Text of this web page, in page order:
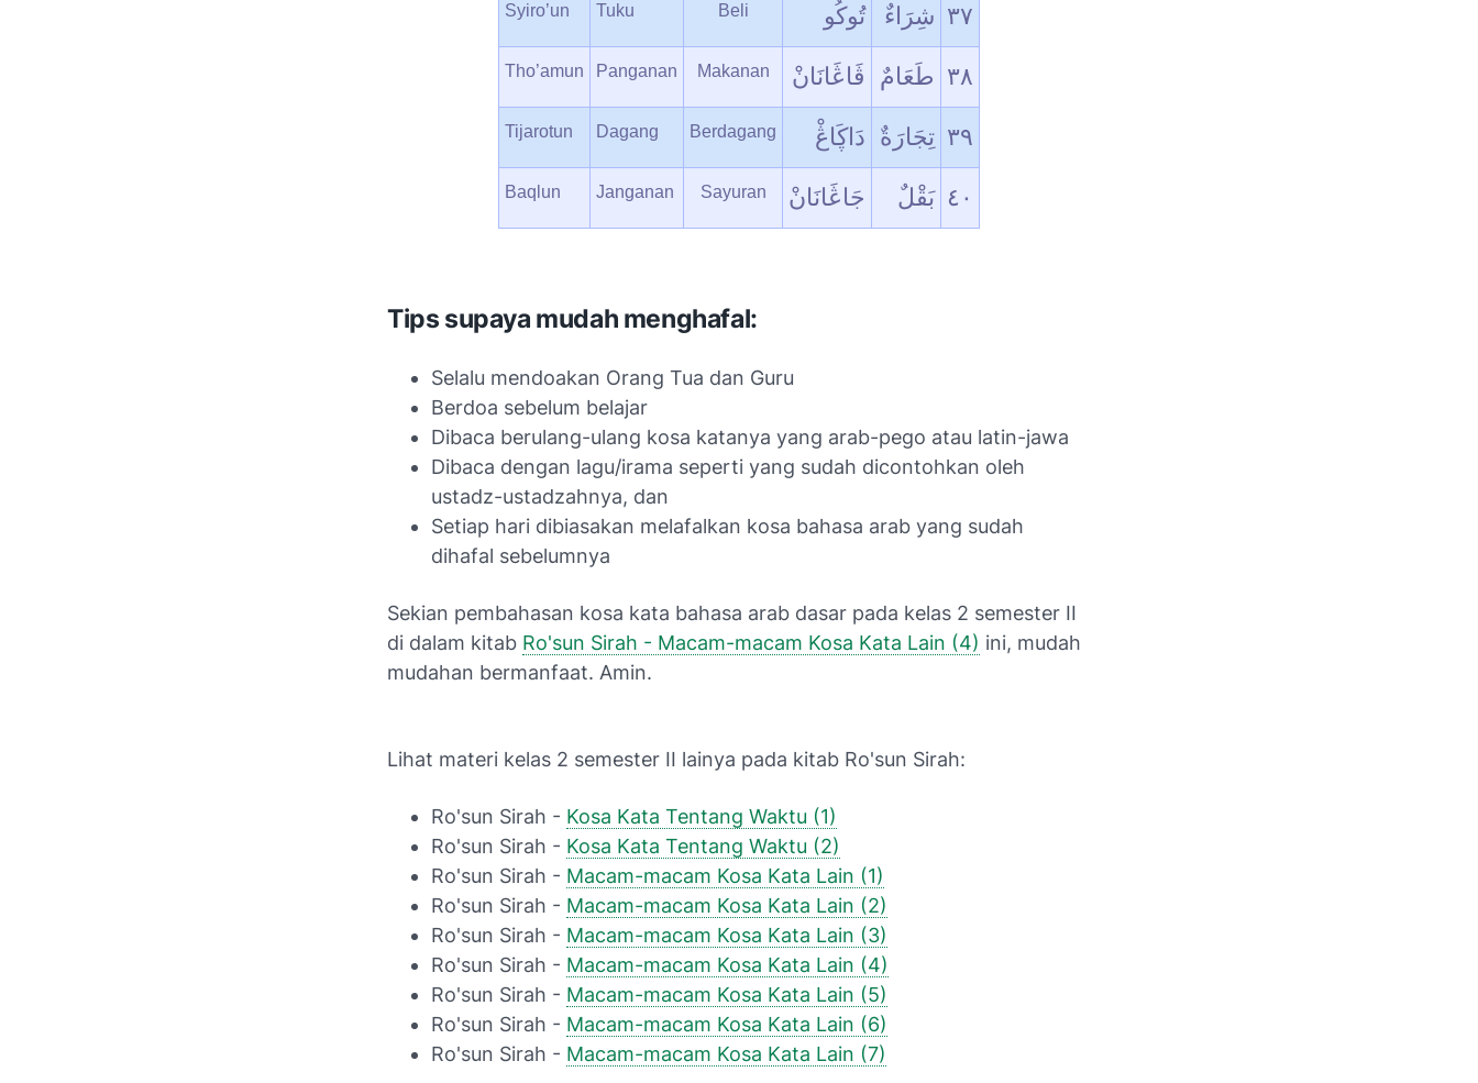
Syiro’un Tuku Beli تُوکُو شِرَاءٌ ٣٧
Tho’amun Panganan Makanan ڤَاڠَانَانْ طَعَامٌ ٣٨
Tijarotun Dagang Berdagang دَاڮَاڠْ تِجَارَةٌ ٣٩
Baqlun Janganan Sayuran جَاڠَانَانْ بَقْلٌ ٤٠
Tips supaya mudah menghafal:
Selalu mendoakan Orang Tua dan Guru
Berdoa sebelum belajar
Dibaca berulang-ulang kosa katanya yang arab-pego atau latin-jawa
Dibaca dengan lagu/irama seperti yang sudah dicontohkan oleh
ustadz-ustadzahnya, dan
Setiap hari dibiasakan melafalkan kosa bahasa arab yang sudah
dihafal sebelumnya
Sekian pembahasan kosa kata bahasa arab dasar pada kelas 2 semester II
di dalam kitab Ro'sun Sirah - Macam-macam Kosa Kata Lain (4) ini, mudah
mudahan bermanfaat. Amin.
Lihat materi kelas 2 semester II lainya pada kitab Ro'sun Sirah:
Ro'sun Sirah - Kosa Kata Tentang Waktu (1)
Ro'sun Sirah - Kosa Kata Tentang Waktu (2)
Ro'sun Sirah - Macam-macam Kosa Kata Lain (1)
Ro'sun Sirah - Macam-macam Kosa Kata Lain (2)
Ro'sun Sirah - Macam-macam Kosa Kata Lain (3)
Ro'sun Sirah - Macam-macam Kosa Kata Lain (4)
Ro'sun Sirah - Macam-macam Kosa Kata Lain (5)
Ro'sun Sirah - Macam-macam Kosa Kata Lain (6)
Ro'sun Sirah - Macam-macam Kosa Kata Lain (7)